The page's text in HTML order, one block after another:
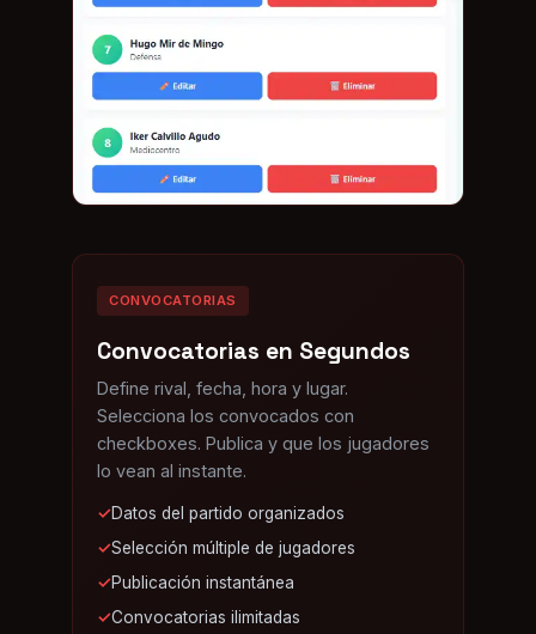
CONVOCATORIAS
Convocatorias en Segundos
Define rival, fecha, hora y lugar.
Selecciona los convocados con
checkboxes. Publica y que los jugadores
lo vean al instante.
✓Datos del partido organizados
✓Selección múltiple de jugadores
✓Publicación instantánea
✓Convocatorias ilimitadas